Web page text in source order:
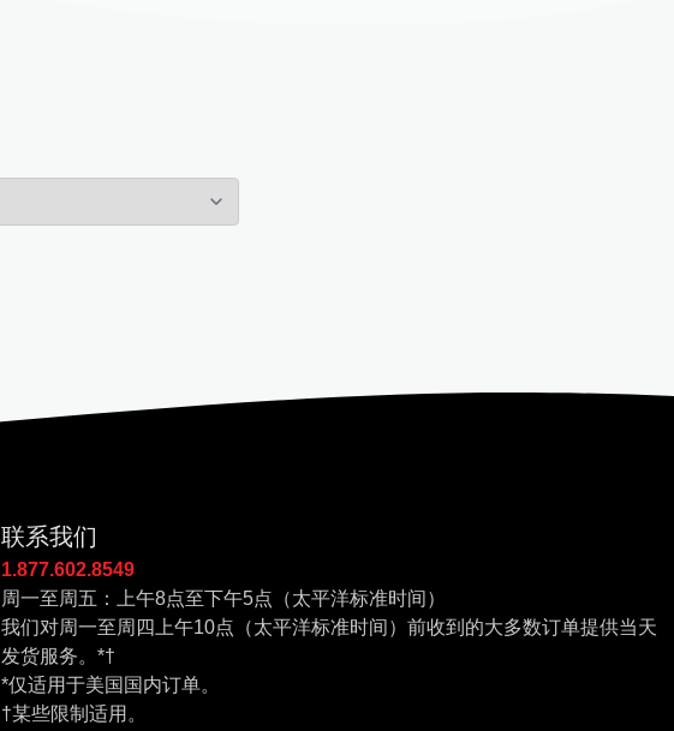
联系我们
1.877.602.8549
周一至周五：上午8点至下午5点（太平洋标准时间）
我们对周一至周四上午10点（太平洋标准时间）前收到的大多数订单提供当天
发货服务。*†
*仅适用于美国国内订单。
†某些限制适用。